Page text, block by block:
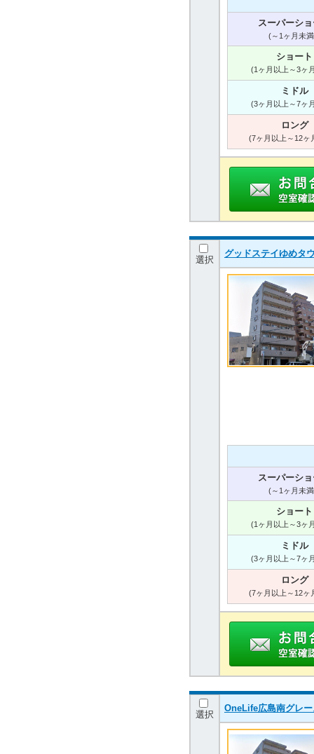
スーパーシ
(～1ヶ月未
ショート
(1ヶ月以上～3ヶ
ミドル
(3ヶ月以上～7ヶ
ロング
(7ヶ月以上～12ヶ
選択
グッドステイゆめタ
スーパーシ
(～1ヶ月未
ショート
(1ヶ月以上～3ヶ
ミドル
(3ヶ月以上～7ヶ
ロング
(7ヶ月以上～12ヶ
選択
OneLife広島南グレ